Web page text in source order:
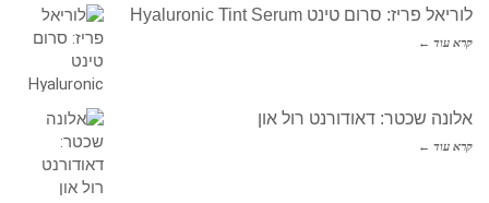
לוריאל פריז: סרום טינט Hyaluronic Tint Serum
קרא עוד ←
אלונה שכטר: דאודורנט רול און
קרא עוד ←